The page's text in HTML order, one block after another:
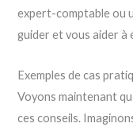
expert-comptable ou
guider et vous aider
Exemples de cas
Voyons maintenant
ces conseils.